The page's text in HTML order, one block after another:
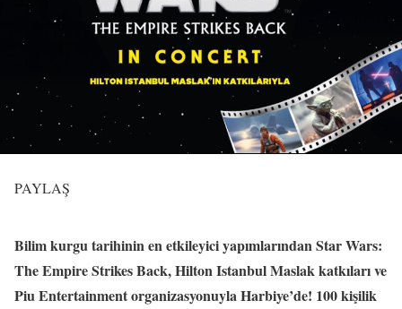
PAYLAŞ
Bilim kurgu tarihinin en etkileyici yapımlarından Star Wars:
The Empire Strikes Back, Hilton Istanbul Maslak katkıları ve
Piu Entertainment organizasyonuyla Harbiye’de! 100 kişilik